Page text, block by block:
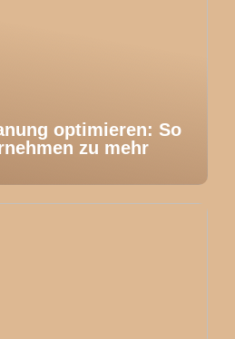
optimieren: So
zu mehr